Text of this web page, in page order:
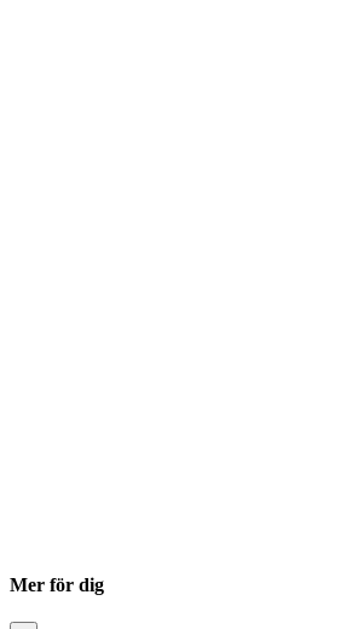
Mer för dig